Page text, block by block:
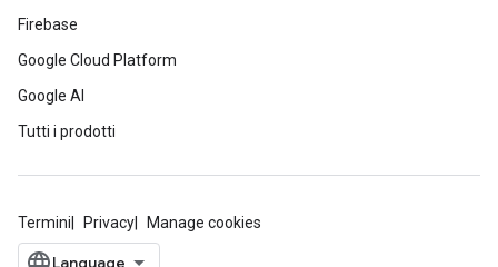
Firebase
Google Cloud Platform
Google AI
Tutti i prodotti
Termini Privacy Manage cookies